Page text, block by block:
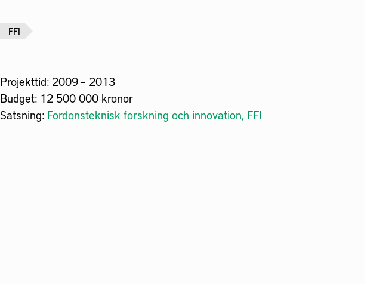
FFI
Projekttid: 2009 – 2013
Budget: 12 500 000 kronor
Satsning: Fordonsteknisk forskning och innovation, FFI